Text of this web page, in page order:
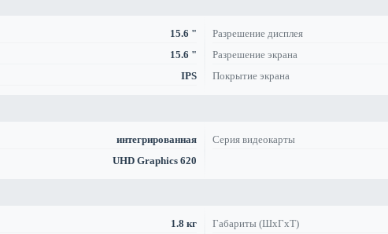
15.6 " Разрешение дисплея
15.6 " Разрешение экрана
IPS Покрытие экрана
интегрированная Серия видеокарты
UHD Graphics 620
1.8 кг Габариты (ШхГхТ)